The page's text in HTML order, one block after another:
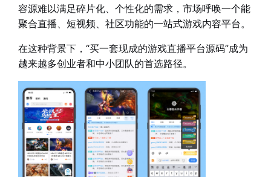
容源难以满足碎片化、个性化的需求，市场呼唤一个能
聚合直播、短视频、社区功能的一站式游戏内容平台。
在这种背景下，“买一套现成的游戏直播平台源码”成为
越来越多创业者和中小团队的首选路径。